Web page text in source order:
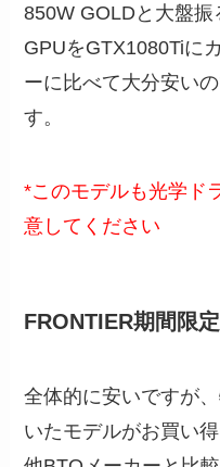
850W GOLDと大盤振
GPUをGTX1080Tiに
ーに比べて大分安い
す。
*このモデルも光学ド
意してください
FRONTIER期間限
全体的に安いですが
いたモデルがお買い